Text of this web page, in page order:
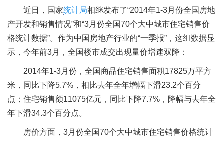
近日，国家统计局相继发布了“2014年1-3月份全国房地
产开发和销售情况”和“3月份全国70个大中城市住宅销售价
格统计数据”。作为中国房地产行业的“一季报”，这组数据显
示，今年前3月，全国楼市成交出现量价增速双降：
2014年1-3月份，全国商品住宅销售面积17825万平方
米，同比下降5.7%，相比去年全年增幅下滑23.2个百分
点；住宅销售额11075亿元，同比下降7.7%，降幅与去年全
年下滑34.3个百分点。
房价方面，3月份全国70个大中城市住宅销售价格统计